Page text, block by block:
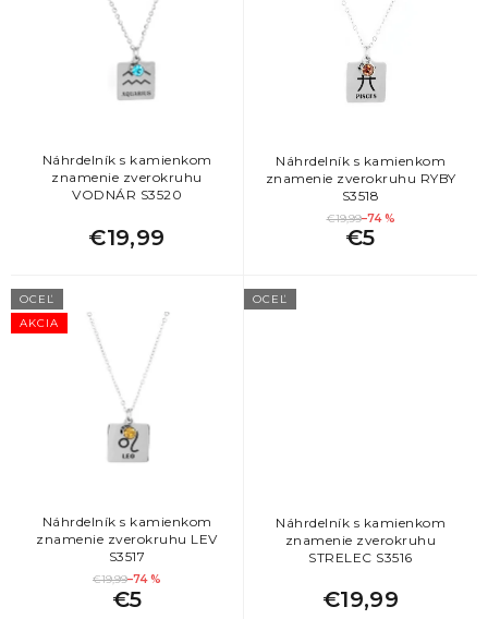
Náhrdelník s kamienkom
znamenie zverokruhu
VODNÁR S3520
€19,99
Náhrdelník s kamienkom
znamenie zverokruhu RYBY
S3518
€19,99–74 %
€5
AKCIA
OCEĽ
Náhrdelník s kamienkom
znamenie zverokruhu LEV
S3517
€19,99–74 %
€5
OCEĽ
Náhrdelník s kamienkom
znamenie zverokruhu
STRELEC S3516
€19,99